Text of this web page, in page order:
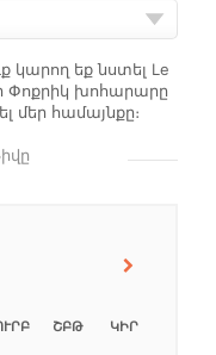
կարող եք նստել Le
Փոքրիկ խոհարարը
մեր համայնքը։
ՇԲԹ ԿԻՐ